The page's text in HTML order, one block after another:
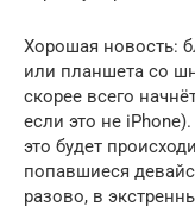
Хорошая новость:
или планшета со
скорее всего
если это не
это будет
попавшиеся
разово, в